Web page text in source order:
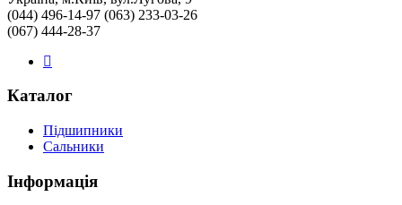
(044) 496-14-97 (063) 233-03-26
(067) 444-28-37
Каталог
Підшипники
Сальники
Інформація